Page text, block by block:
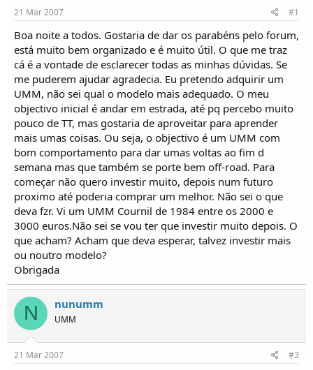
d
o
r
d
e
T
ó
p
i
c
s
í
i
o
21 Mar 2007 #1
Boa noite a todos. Gostaria de dar os parabéns pelo forum,
está muito bem organizado e é muito útil. O que me traz
cá é a vontade de esclarecer todas as minhas dúvidas. Se
me puderem ajudar agradecia. Eu pretendo adquirir um
UMM, não sei qual o modelo mais adequado. O meu
objectivo inicial é andar em estrada, até pq percebo muito
pouco de TT, mas gostaria de aproveitar para aprender
mais umas coisas. Ou seja, o objectivo é um UMM com
bom comportamento para dar umas voltas ao fim d
semana mas que também se porte bem off-road. Para
começar não quero investir muito, depois num futuro
proximo até poderia comprar um melhor. Não sei o que
deva fzr. Vi um UMM Cournil de 1984 entre os 2000 e
3000 euros.Não sei se vou ter que investir muito depois. O
que acham? Acham que deva esperar, talvez investir mais
ou noutro modelo?
Obrigada
N nunumm
UMM
21 Mar 2007 #3